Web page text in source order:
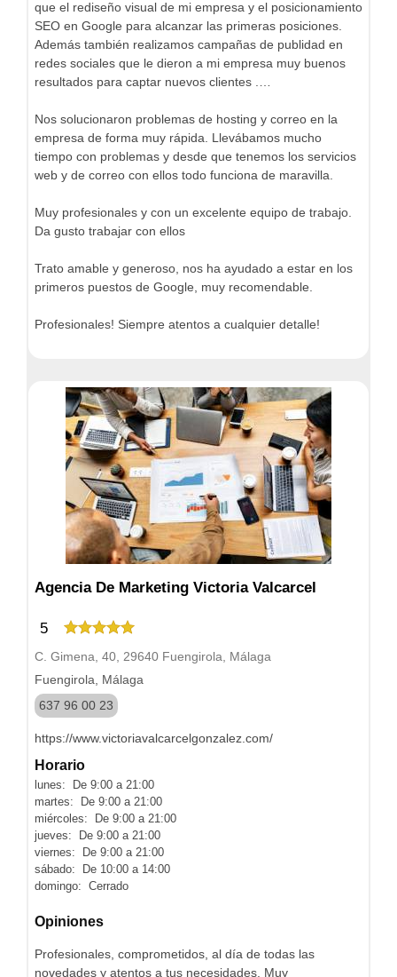
que el rediseño visual de mi empresa y el posicionamiento
SEO en Google para alcanzar las primeras posiciones.
Además también realizamos campañas de publidad en
redes sociales que le dieron a mi empresa muy buenos
resultados para captar nuevos clientes .…
Nos solucionaron problemas de hosting y correo en la
empresa de forma muy rápida. Llevábamos mucho
tiempo con problemas y desde que tenemos los servicios
web y de correo con ellos todo funciona de maravilla.
Muy profesionales y con un excelente equipo de trabajo.
Da gusto trabajar con ellos
Trato amable y generoso, nos ha ayudado a estar en los
primeros puestos de Google, muy recomendable.
Profesionales! Siempre atentos a cualquier detalle!
Agencia De Marketing Victoria Valcarcel
5
C. Gimena, 40, 29640 Fuengirola, Málaga
Fuengirola, Málaga
637 96 00 23
https://www.victoriavalcarcelgonzalez.com/
Horario
lunes: De 9:00 a 21:00
martes: De 9:00 a 21:00
miércoles: De 9:00 a 21:00
jueves: De 9:00 a 21:00
viernes: De 9:00 a 21:00
sábado: De 10:00 a 14:00
domingo: Cerrado
Opiniones
Profesionales, comprometidos, al día de todas las
novedades y atentos a tus necesidades. Muy